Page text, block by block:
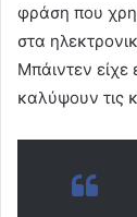
φράση που
στα
Μπάιντεν είχε
καλύψουν τις